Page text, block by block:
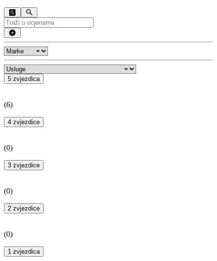
5 zvjezdica
(6)
4 zvjezdice
(0)
3 zvjezdice
(0)
2 zvjezdice
(0)
1 zvjezdica